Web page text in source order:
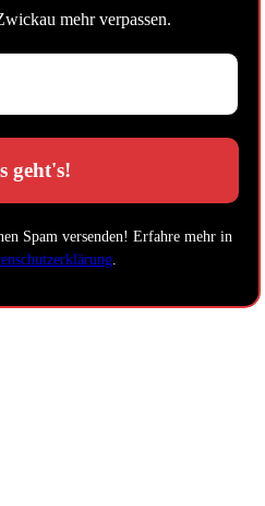
mehr verpassen.
Spam versenden! Erfahre mehr in
.